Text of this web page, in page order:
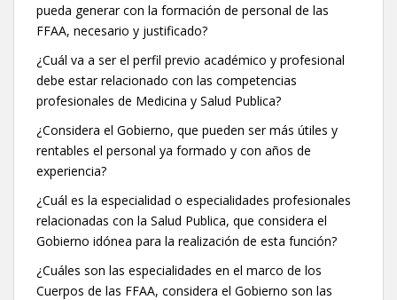
pueda generar con la formación de personal de las
FFAA, necesario y justificado?
¿Cuál va a ser el perfil previo académico y profesional
debe estar relacionado con las competencias
profesionales de Medicina y Salud Publica?
¿Considera el Gobierno, que pueden ser más útiles y
rentables el personal ya formado y con años de
experiencia?
¿Cuál es la especialidad o especialidades profesionales
relacionadas con la Salud Publica, que considera el
Gobierno idónea para la realización de esta función?
¿Cuáles son las especialidades en el marco de los
Cuerpos de las FFAA, considera el Gobierno son las